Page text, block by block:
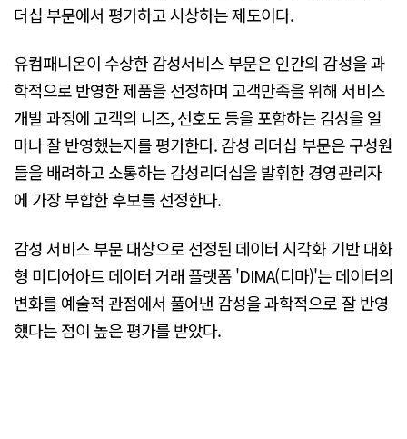
더십 부문에서 평가하고 시상하는 제도이다.
유컴패니온이 수상한 감성서비스 부문은 인간의 감성을 과
학적으로 반영한 제품을 선정하며 고객만족을 위해 서비스
개발 과정에 고객의 니즈, 선호도 등을 포함하는 감성을 얼
마나 잘 반영했는지를 평가한다. 감성 리더십 부문은 구성원
들을 배려하고 소통하는 감성리더십을 발휘한 경영관리자
에 가장 부합한 후보를 선정한다.
감성 서비스 부문 대상으로 선정된 데이터 시각화 기반 대화
형 미디어아트 데이터 거래 플랫폼 'DIMA(디마)'는 데이터의
변화를 예술적 관점에서 풀어낸 감성을 과학적으로 잘 반영
했다는 점이 높은 평가를 받았다.